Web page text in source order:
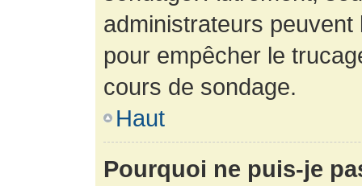
administrateurs
pour empêcher le
cours de sondage.
Haut
Pourquoi ne puis-je